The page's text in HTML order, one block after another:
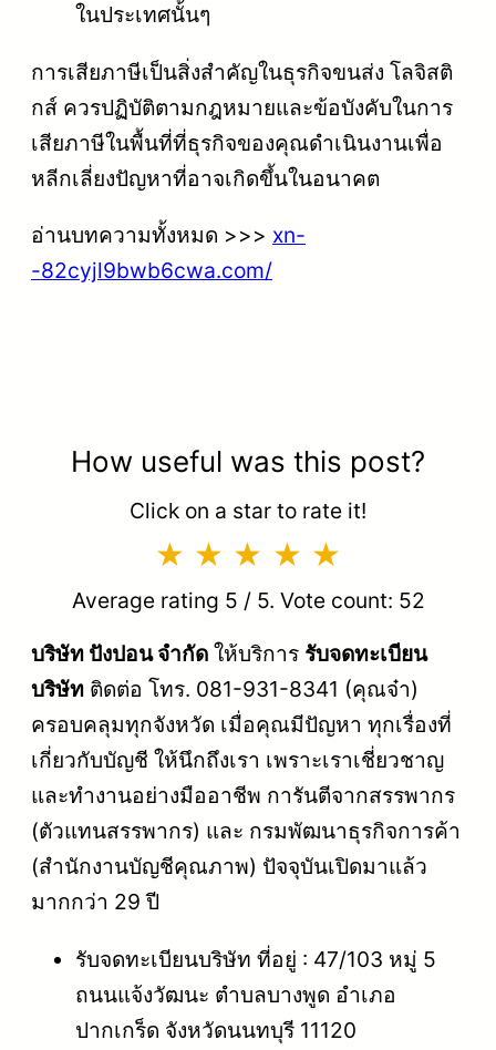
ในประเทศนั้นๆ
การเสียภาษีเป็นสิ่งสำคัญในธุรกิจขนส่ง โลจิสติ
กส์ ควรปฏิบัติตามกฎหมายและข้อบังคับในการ
เสียภาษีในพื้นที่ที่ธุรกิจของคุณดำเนินงานเพื่อ
หลีกเลี่ยงปัญหาที่อาจเกิดขึ้นในอนาคต
อ่านบทความทั้งหมด >>> xn-
-82cyjl9bwb6cwa.com/
How useful was this post?
Click on a star to rate it!
Average rating 5 / 5. Vote count: 52
บริษัท ปังปอน จำกัด ให้บริการ รับจดทะเบียน
บริษัท ติดต่อ โทร. 081-931-8341 (คุณจ๋า)
ครอบคลุมทุกจังหวัด เมื่อคุณมีปัญหา ทุกเรื่องที่
เกี่ยวกับบัญชี ให้นึกถึงเรา เพราะเราเชี่ยวชาญ
และทำงานอย่างมืออาชีพ การันตีจากสรรพากร
(ตัวแทนสรรพากร) และ กรมพัฒนาธุรกิจการค้า
(สำนักงานบัญชีคุณภาพ) ปัจจุบันเปิดมาแล้ว
มากกว่า 29 ปี
รับจดทะเบียนบริษัท ที่อยู่ : 47/103 หมู่ 5
ถนนแจ้งวัฒนะ ตำบลบางพูด อำเภอ
ปากเกร็ด จังหวัดนนทบุรี 11120